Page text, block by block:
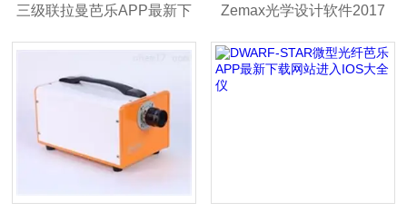
三级联拉曼芭乐APP最新下
载网站进入IOS大全仪Finder
Ultimate
Zemax光学设计软件2017